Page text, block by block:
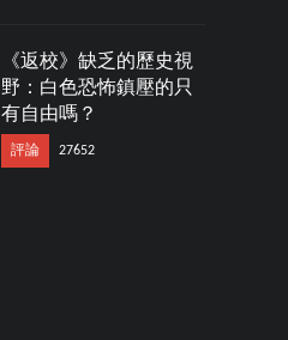
《返校》缺乏的歷史視
野：白色恐怖鎮壓的只
有自由嗎？
評論 27652